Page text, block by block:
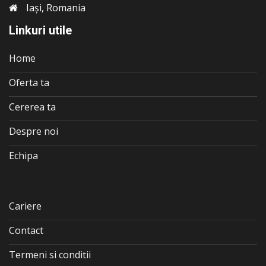
Iași, Romania
Linkuri utile
Home
Oferta ta
Cererea ta
Despre noi
Echipa
Cariere
Contact
Termeni si conditii